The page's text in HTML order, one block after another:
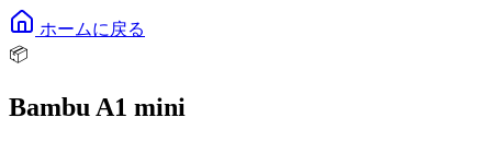
ホームに戻る
📦
Bambu A1 mini